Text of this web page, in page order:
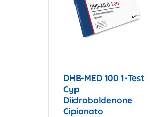
DHB-MED 100 1-Test
Cyp
Diidroboldenone
Cipionato